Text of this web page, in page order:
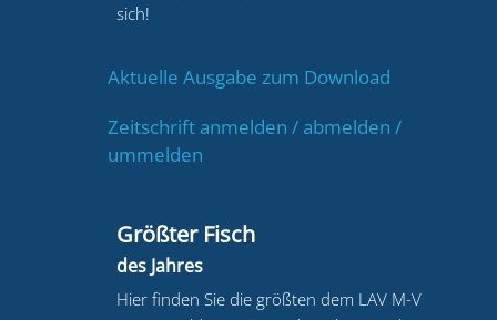
sich!
Aktuelle Ausgabe zum Download
Zeitschrift anmelden / abmelden /
ummelden
Größter Fisch
des Jahres
Hier finden Sie die größten dem LAV M-V